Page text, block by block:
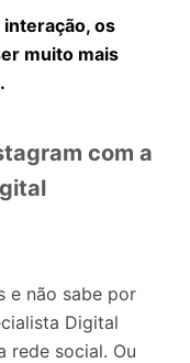
os
muito mais
com a
e não sabe por
Digital
rede social. Ou